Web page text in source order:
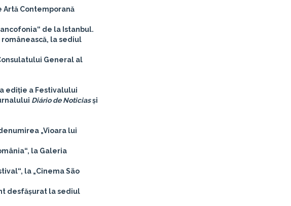
Artă Contemporană
de la Istanbul.
la sediul
General al
ediție a Festivalului
Diário de Noticiasși
„Vioara lui
la Galeria
la „Cinema São
desfășurat la sediul